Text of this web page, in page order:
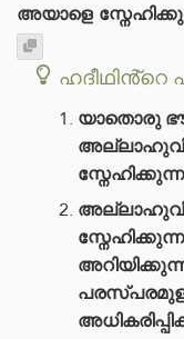
അയാളെ
ഹദീഥിൻ്റെ
യാതൊരു